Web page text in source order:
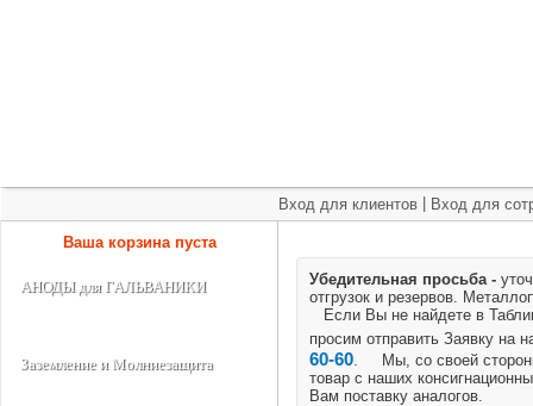
Вход для клиентов Вход для
Ваша корзина пуста
АНОДЫ для ГАЛЬВАНИКИ
Заземление и Молниезащита
Убедительная просьба -
отгрузок и резервов.
Если Вы не найдете в
просим отправить Заявку на
60-60. Мы, со своей
товар с наших
Вам поставку аналогов.